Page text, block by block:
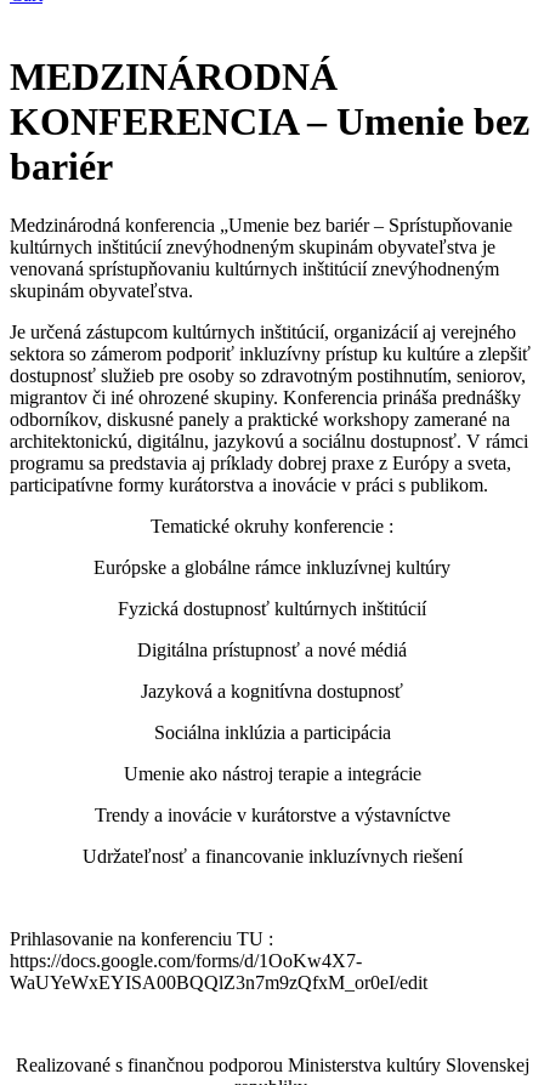
MEDZINÁRODNÁ
KONFERENCIA – Umenie bez
bariér
Medzinárodná konferencia „Umenie bez bariér – Sprístupňovanie
kultúrnych inštitúcií znevýhodneným skupinám obyvateľstva je
venovaná sprístupňovaniu kultúrnych inštitúcií znevýhodneným
skupinám obyvateľstva.
Je určená zástupcom kultúrnych inštitúcií, organizácií aj verejného
sektora so zámerom podporiť inkluzívny prístup ku kultúre a zlepšiť
dostupnosť služieb pre osoby so zdravotným postihnutím, seniorov,
migrantov či iné ohrozené skupiny. Konferencia prináša prednášky
odborníkov, diskusné panely a praktické workshopy zamerané na
architektonickú, digitálnu, jazykovú a sociálnu dostupnosť. V rámci
programu sa predstavia aj príklady dobrej praxe z Európy a sveta,
participatívne formy kurátorstva a inovácie v práci s publikom.
Tematické okruhy konferencie :
Európske a globálne rámce inkluzívnej kultúry
Fyzická dostupnosť kultúrnych inštitúcií
Digitálna prístupnosť a nové médiá
Jazyková a kognitívna dostupnosť
Sociálna inklúzia a participácia
Umenie ako nástroj terapie a integrácie
Trendy a inovácie v kurátorstve a výstavníctve
Udržateľnosť a financovanie inkluzívnych riešení
Prihlasovanie na konferenciu TU :
https://docs.google.com/forms/d/1OoKw4X7-
WaUYeWxEYISA00BQQlZ3n7m9zQfxM_or0eI/edit
Realizované s finančnou podporou Ministerstva kultúry Slovenskej